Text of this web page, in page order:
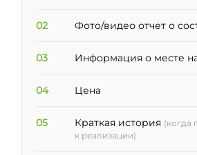
02 Фото/видео отчет о
03 Информация о месте
04 Цена
05 Краткая история (когда
к реализации)